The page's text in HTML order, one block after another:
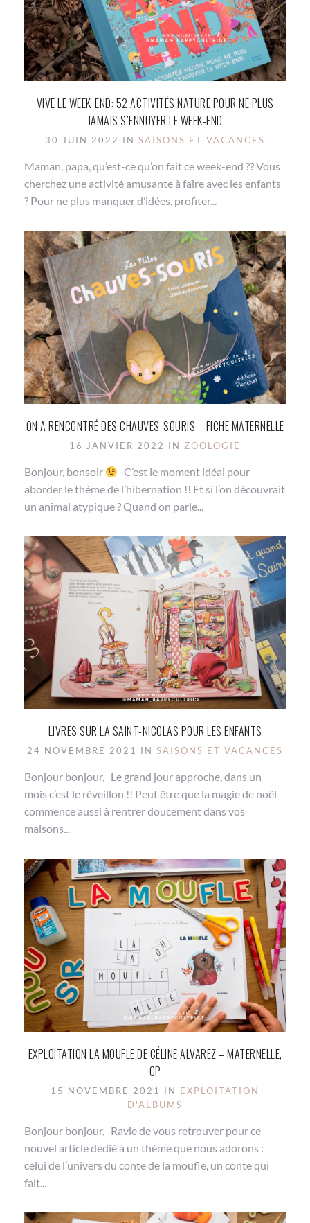
VIVE LE WEEK-END: 52 ACTIVITÉS NATURE POUR NE PLUS
JAMAIS S’ENNUYER LE WEEK-END
30 JUIN 2022 IN SAISONS ET VACANCES
Maman, papa, qu’est-ce qu’on fait ce week-end ?? Vous
cherchez une activité amusante à faire avec les enfants
? Pour ne plus manquer d’idées, profiter...
ON A RENCONTRÉ DES CHAUVES-SOURIS – FICHE MATERNELLE
16 JANVIER 2022 IN ZOOLOGIE
Bonjour, bonsoir
C’est le moment idéal pour
aborder le thème de l’hibernation !! Et si l’on découvrait
un animal atypique ? Quand on parle...
LIVRES SUR LA SAINT-NICOLAS POUR LES ENFANTS
24 NOVEMBRE 2021 IN SAISONS ET VACANCES
Bonjour bonjour, Le grand jour approche, dans un
mois c’est le réveillon !! Peut être que la magie de noël
commence aussi à rentrer doucement dans vos
maisons...
EXPLOITATION LA MOUFLE DE CÉLINE ALVAREZ – MATERNELLE,
CP
15 NOVEMBRE 2021 IN EXPLOITATION
D'ALBUMS
Bonjour bonjour, Ravie de vous retrouver pour ce
nouvel article dédié à un thème que nous adorons :
celui de l’univers du conte de la moufle, un conte qui
fait...